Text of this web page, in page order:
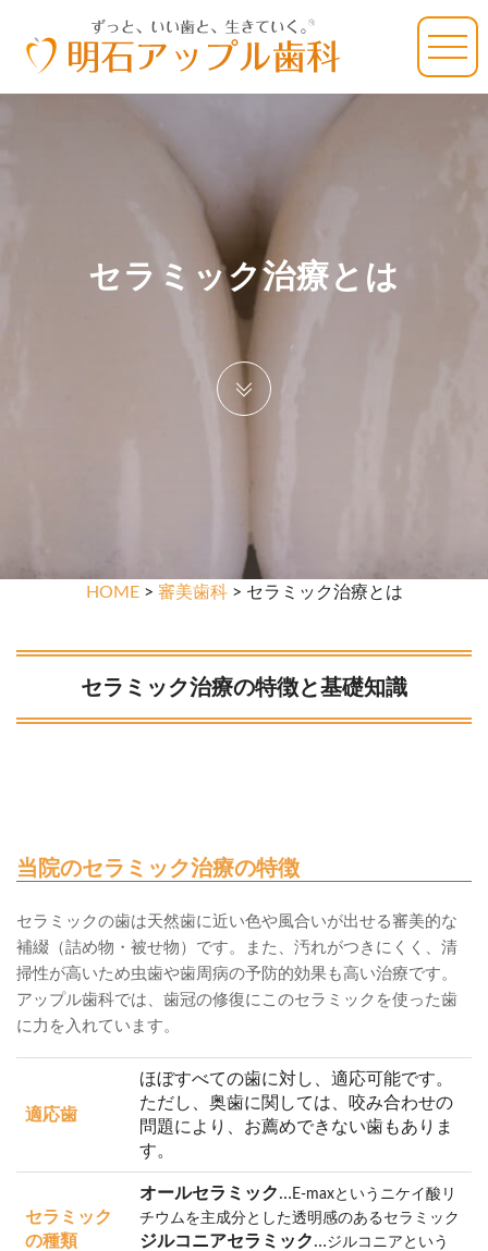
セラミック治療とは
HOME> 審美歯科> セラミック治療とは
セラミック治療の特徴と基礎知識
当院のセラミック治療の特徴
セラミックの歯は天然歯に近い色や風合いが出せる審美的な
補綴（詰め物・被せ物）です。また、汚れがつきにくく、清
掃性が高いため虫歯や歯周病の予防的効果も高い治療です。
アップル歯科では、歯冠の修復にこのセラミックを使った歯
に力を入れています。
適応歯
ほぼすべての歯に対し、適応可能です。
ただし、奥歯に関しては、咬み合わせの
問題により、お薦めできない歯もありま
す。
セラミック
の種類
オールセラミック… E-maxというニケイ酸リ
チウムを主成分とした透明感のあるセラミック
ジルコニアセラミック…ジルコニアという